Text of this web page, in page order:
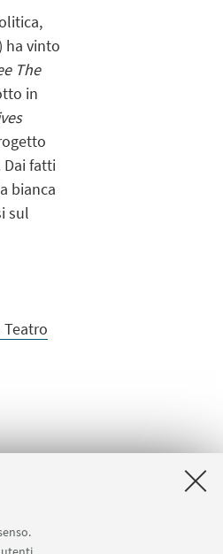
ha vinto
The
in
Dai fatti
bianca
sul
Teatro